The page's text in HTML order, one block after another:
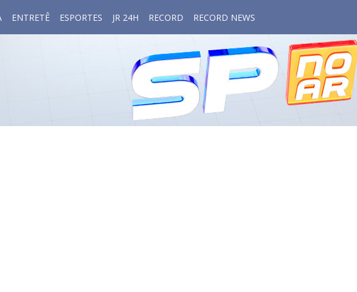
ENTRETÊ ESPORTES JR 24H RECORD RECORD NEWS